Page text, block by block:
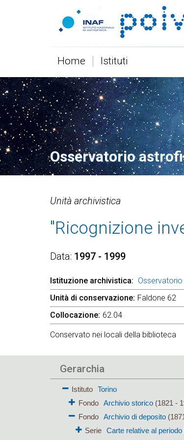
Home Istituti
Osservatorio
Unità archivistica
"Ricognizione
Data 1997 - 1999
Istituzione archivistica
Unità di conservazione Faldone 62
Collocazione 62.04
Conservato nei locali della biblioteca
Gerarchia
Istituto
Torino
Fondo
Archivio storico(1821 -
Fondo
Archivio di deposito
Serie Carte relative al